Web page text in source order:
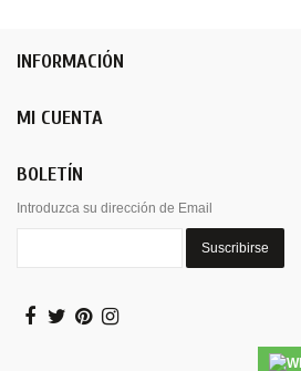
INFORMACIÓN
MI CUENTA
BOLETÍN
Introduzca su dirección de Email
Suscribirse